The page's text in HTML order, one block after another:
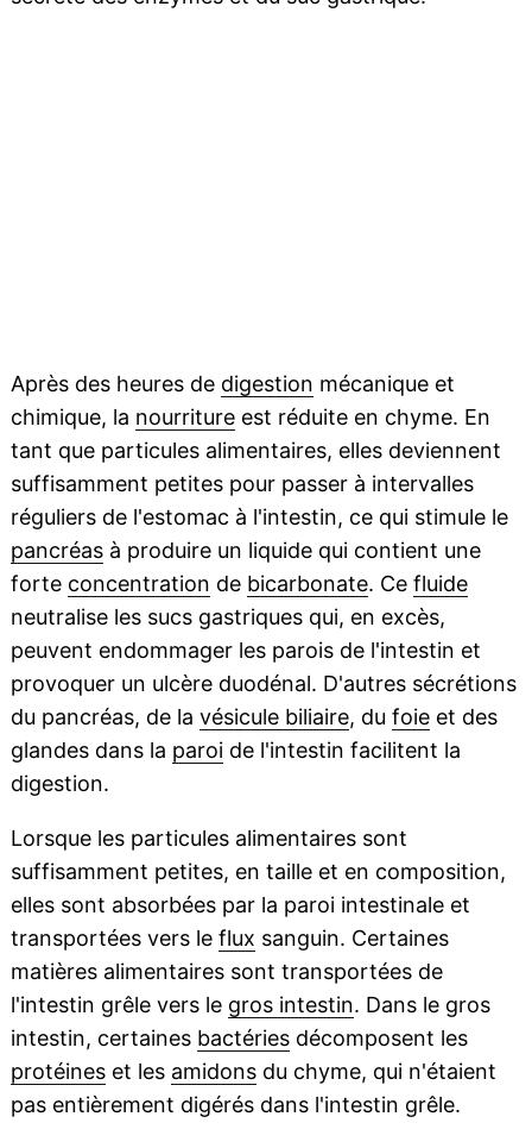
Après des heures de digestion mécanique et
chimique, la nourritureest réduite en chyme. En
tant que particules alimentaires, elles deviennent
suffisamment petites pour passer à intervalles
réguliers de l'estomac à l'intestin, ce qui stimule le
pancréasà produire un liquide qui contient une
forte concentration de bicarbonate. Ce fluide
neutralise les sucs gastriques qui, en excès,
peuvent endommager les parois de l'intestin et
provoquer un ulcère duodénal. D'autres sécrétions
du pancréas, de la vésicule biliaire, du foieet des
glandes dans la paroide l'intestin facilitent la
digestion.
Lorsque les particules alimentaires sont
suffisamment petites, en taille et en composition,
elles sont absorbées par la paroi intestinale et
transportées vers le flux sanguin. Certaines
matières alimentaires sont transportées de
l'intestin grêle vers le gros intestin. Dans le gros
intestin, certaines bactériesdécomposent les
protéineset les amidonsdu chyme, qui n'étaient
pas entièrement digérés dans l'intestin grêle.